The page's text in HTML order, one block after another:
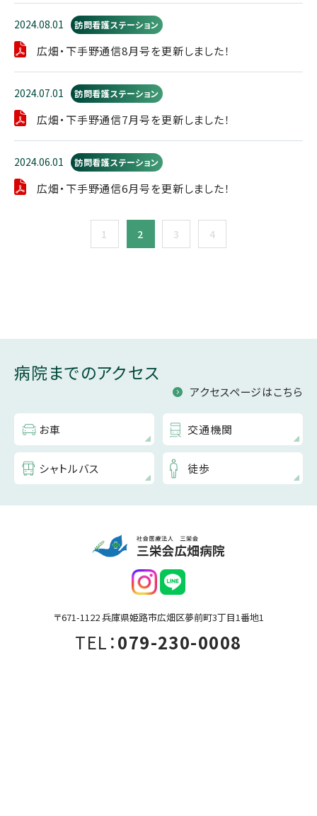
2024.08.01 訪問看護ステーション
広畑・下手野通信8月号を更新しました！
2024.07.01 訪問看護ステーション
広畑・下手野通信7月号を更新しました！
2024.06.01 訪問看護ステーション
広畑・下手野通信6月号を更新しました！
1 2 3 4
病院までのアクセス
アクセスページはこちら
お車 交通機関
シャトルバス 徒歩
〒671-1122 兵庫県姫路市広畑区夢前町3丁目1番地1
TEL：079-230-0008